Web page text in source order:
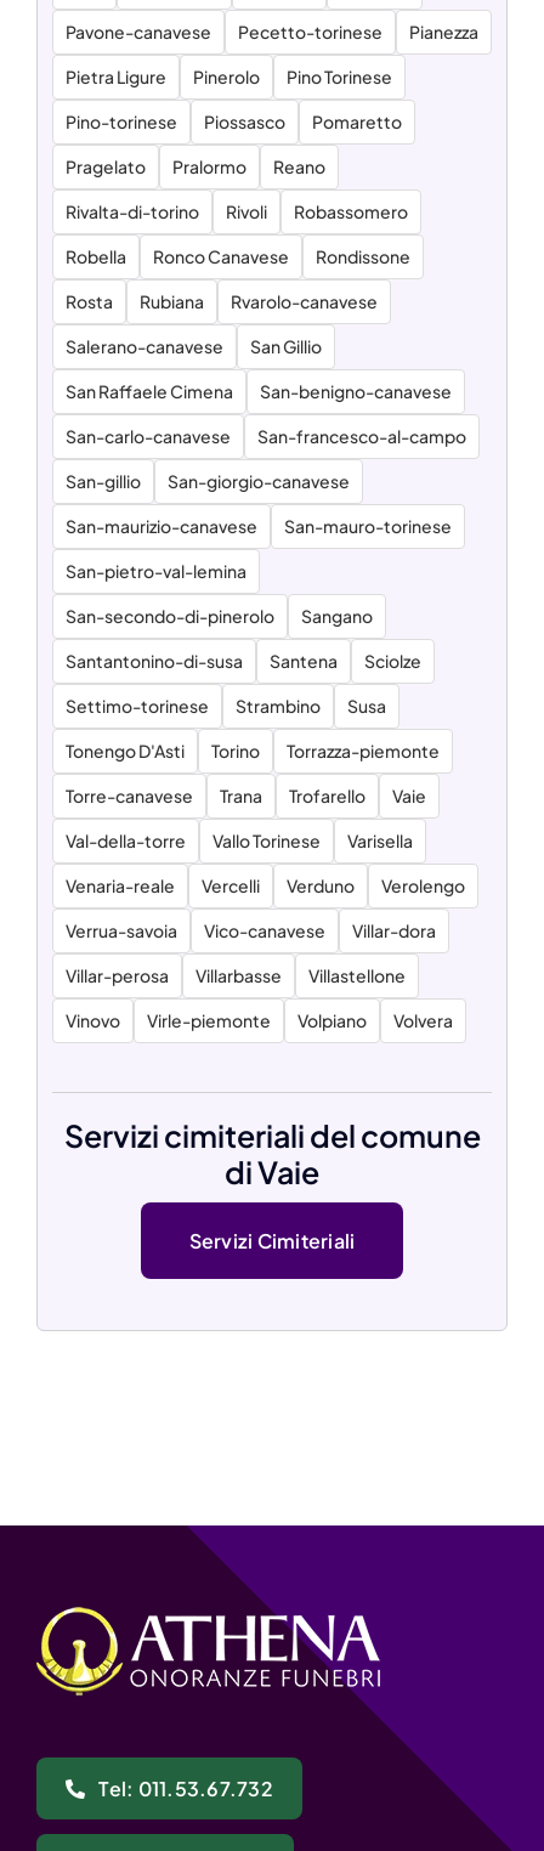
Pavone-canavese Pecetto-torinese Pianezza
Pietra Ligure Pinerolo Pino Torinese
Pino-torinese Piossasco Pomaretto
Pragelato Pralormo Reano
Rivalta-di-torino Rivoli Robassomero
Robella Ronco Canavese Rondissone
Rosta Rubiana Rvarolo-canavese
Salerano-canavese San Gillio
San Raffaele Cimena San-benigno-canavese
San-carlo-canavese San-francesco-al-campo
San-gillio San-giorgio-canavese
San-maurizio-canavese San-mauro-torinese
San-pietro-val-lemina
San-secondo-di-pinerolo Sangano
Santantonino-di-susa Santena Sciolze
Settimo-torinese Strambino Susa
Tonengo D'Asti Torino Torrazza-piemonte
Torre-canavese Trana Trofarello Vaie
Val-della-torre Vallo Torinese Varisella
Venaria-reale Vercelli Verduno Verolengo
Verrua-savoia Vico-canavese Villar-dora
Villar-perosa Villarbasse Villastellone
Vinovo Virle-piemonte Volpiano Volvera
Servizi cimiteriali del comune
di Vaie
Servizi Cimiteriali
Tel: 011.53.67.732